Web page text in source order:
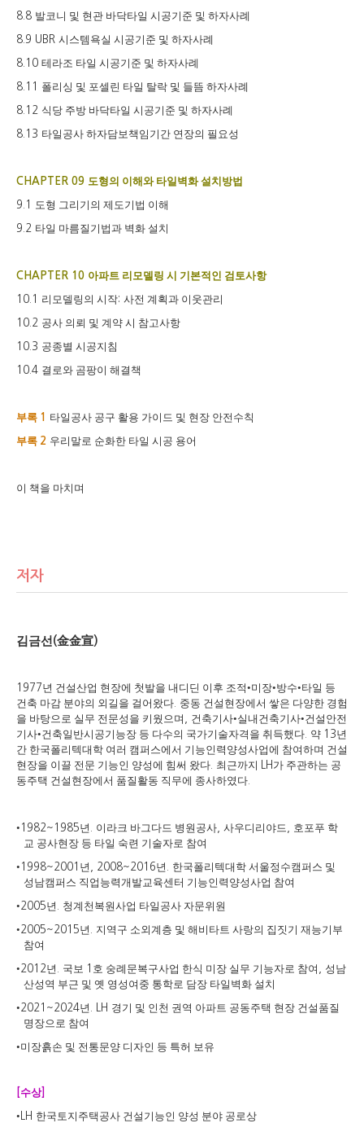
8.8 발코니 및 현관 바닥타일 시공기준 및 하자사례
8.9 UBR 시스템욕실 시공기준 및 하자사례
8.10 테라조 타일 시공기준 및 하자사례
8.11 폴리싱 및 포셀린 타일 탈락 및 들뜸 하자사례
8.12 식당 주방 바닥타일 시공기준 및 하자사례
8.13 타일공사 하자담보책임기간 연장의 필요성
CHAPTER 09 도형의 이해와 타일벽화 설치방법
9.1 도형 그리기의 제도기법 이해
9.2 타일 마름질기법과 벽화 설치
CHAPTER 10 아파트 리모델링 시 기본적인 검토사항
10.1 리모델링의 시작: 사전 계획과 이웃관리
10.2 공사 의뢰 및 계약 시 참고사항
10.3 공종별 시공지침
10.4 결로와 곰팡이 해결책
부록 1
타일공사 공구 활용 가이드 및 현장 안전수칙
부록 2 우리말로 순화한 타일 시공 용어
이 책을 마치며
저자
김금선 (金金宣)
1977년 건설산업 현장에 첫발을 내디딘 이후 조적•미장•방수•타일 등
건축 마감 분야의 외길을 걸어왔다 중동 건설현장에서 쌓은 다양한 경험
을 바탕으로 실무 전문성을 키웠으며
건축기사•실내건축기사•건설안전
기사•건축일반시공기능장 등 다수의 국가기술자격을 취득했다 약 13년
간 한국폴리텍대학 여러 캠퍼스에서 기능인력양성사업에 참여하며 건설
현장을 이끌 전문 기능인 양성에 힘써 왔다 최근까지 LH 가 주관하는 공
동주택 건설현장에서 품질활동 직무에 종사하였다
• 1982~1985년 이라크 바그다드 병원공사 사우디리야드
호포푸 학
교 공사현장 등 타일 숙련 기술자로 참여
• 1998~2001 년 , 2008~2016년
한국폴리텍대학 서울정수캠퍼스 및
성남캠퍼스 직업능력개발교육센터 기능인력양성사업 참여
•2005년
청계천복원사업 타일공사 자문위원
•2005~2015년
지역구 소외계층 및 해비타트 사랑의 집짓기 재능기부
참여
•2012년 국보 1 호 숭례문복구사업 한식 미장 실무 기능자로 참여
성남
산성역 부근 및 옛 영성여중 통학로 담장 타일벽화 설치
•2021~2024년 . LH 경기 및 인천 권역 아파트 공동주택 현장 건설품질
명장으로 참여
•미장흙손 및 전통문양 디자인 등 특허 보유
수상]
• LH 한국토지주택공사 건설기능인 양성 분야 공로상